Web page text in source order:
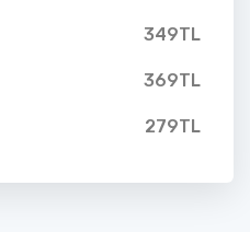
349TL
369TL
279TL